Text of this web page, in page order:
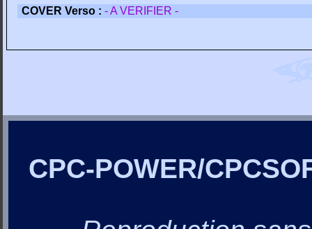
COVER Verso : - A VERIFIER -
CPC-POWER/